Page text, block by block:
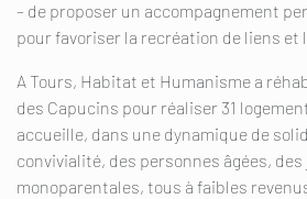
– de proposer un accompagnement
pour favoriser la recréation de liens et
A Tours, Habitat et Humanisme a
des Capucins pour réaliser 31
accueille, dans une dynamique de
convivialité, des personnes âgées,
monoparentales, tous à faibles